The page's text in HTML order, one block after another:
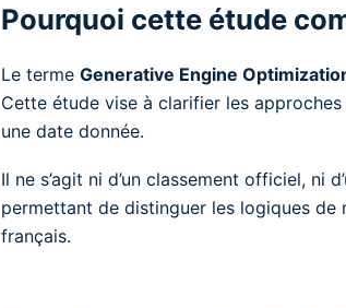
Pourquoi cette étude
Le terme Generative Engine
Cette étude vise à clarifier les approches
une date donnée.
Il ne s’agit ni d’un classement officiel, ni
permettant de distinguer les logiques de
français.